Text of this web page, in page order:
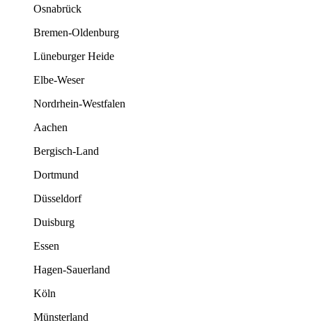
Osnabrück
Bremen-Oldenburg
Lüneburger Heide
Elbe-Weser
Nordrhein-Westfalen
Aachen
Bergisch-Land
Dortmund
Düsseldorf
Duisburg
Essen
Hagen-Sauerland
Köln
Münsterland